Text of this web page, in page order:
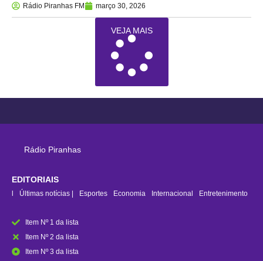
Rádio Piranhas FM março 30, 2026
VEJA MAIS
Rádio Piranhas
EDITORIAIS
Últimas notícias | Esportes Economia Internacional Entretenimento
Item Nº 1 da lista
Item Nº 2 da lista
Item Nº 3 da lista